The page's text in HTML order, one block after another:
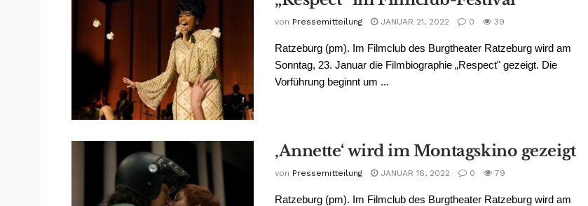
von Pressemitteilung JANUAR 21, 2022 0 39
Ratzeburg (pm). Im Filmclub des Burgtheater Ratzeburg wird am
Sonntag, 23. Januar die Filmbiographie „Respect" gezeigt. Die
Vorführung beginnt um ...
‚Annette‘ wird im Montagskino gezeigt
von Pressemitteilung JANUAR 16, 2022 0 79
Ratzeburg (pm). Im Filmclub des Burgtheater Ratzeburg wird am